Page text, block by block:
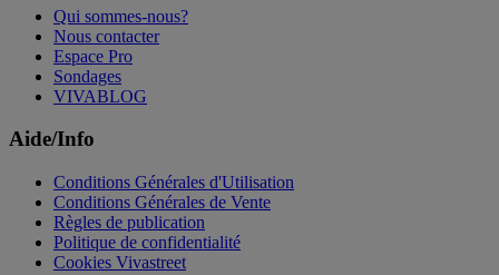
Qui sommes-nous?
Nous contacter
Espace Pro
Sondages
VIVABLOG
Aide/Info
Conditions Générales d'Utilisation
Conditions Générales de Vente
Règles de publication
Politique de confidentialité
Cookies Vivastreet